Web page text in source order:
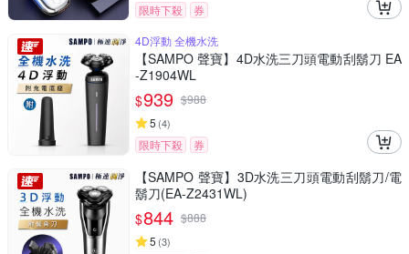
限時下殺
券
4D浮動 全機水洗
【SAMPO 聲寶】4D水洗三刀頭電動刮鬍刀 EA
-Z1904WL
$939 $988
5 (4)
限時下殺 券
【SAMPO 聲寶】3D水洗三刀頭電動刮鬍刀/電
鬍刀(EA-Z2431WL)
$844 $888
5 (3)